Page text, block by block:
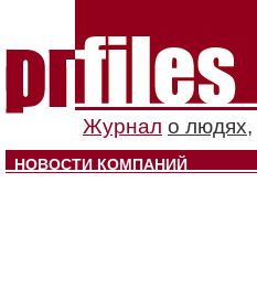
Журнал о людях,
НОВОСТИ КОМПАНИЙ